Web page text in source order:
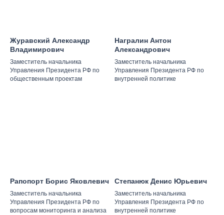
Журавский Александр
Владимирович
Заместитель начальника
Управления Президента РФ по
общественным проектам
Награлин Антон
Александрович
Заместитель начальника
Управления Президента РФ по
внутренней политике
Рапопорт Борис Яковлевич
Заместитель начальника
Управления Президента РФ по
вопросам мониторинга и анализа
Степанюк Денис Юрьевич
Заместитель начальника
Управления Президента РФ по
внутренней политике